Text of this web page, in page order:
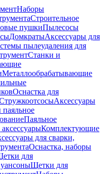
Наборы
Строительное
пушкиПылесосы
ДомкратыАксессуары для
пылеудаления для
Станки и
Металлообрабатывающие
Оснастка для
Аксессуары
Паяльное
Комплектующие
для сварки,
Оснастка, наборы
для
Щетки для